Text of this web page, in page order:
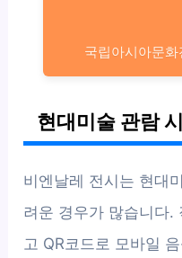
국립아시아문
현대미술 관람
비엔날레 전시는 현대
려운 경우가 많습니다.
고 QR코드로 모바일